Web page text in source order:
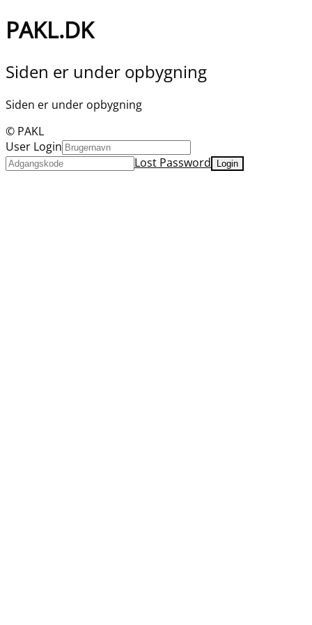
PAKL.DK
Siden er under opbygning
Siden er under opbygning
© PAKL
User Login
Lost Password